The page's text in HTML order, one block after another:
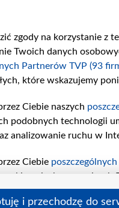
zgody na korzystanie
Twoich danych
Partnerów TVP (93
które wskazujemy
Ciebie naszych
technologii
analizowanie ruchu w
Ciebie
w serwisach
celów i
spersonalizowanych
i przechodzę do